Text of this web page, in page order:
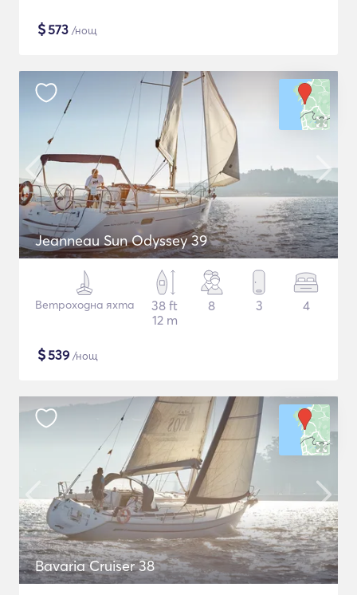
$573 /нощ
Jeanneau Sun Odyssey 39
Ветроходна яхта
38 ft
12 m
8 3 4
$539 /нощ
Bavaria Cruiser 38